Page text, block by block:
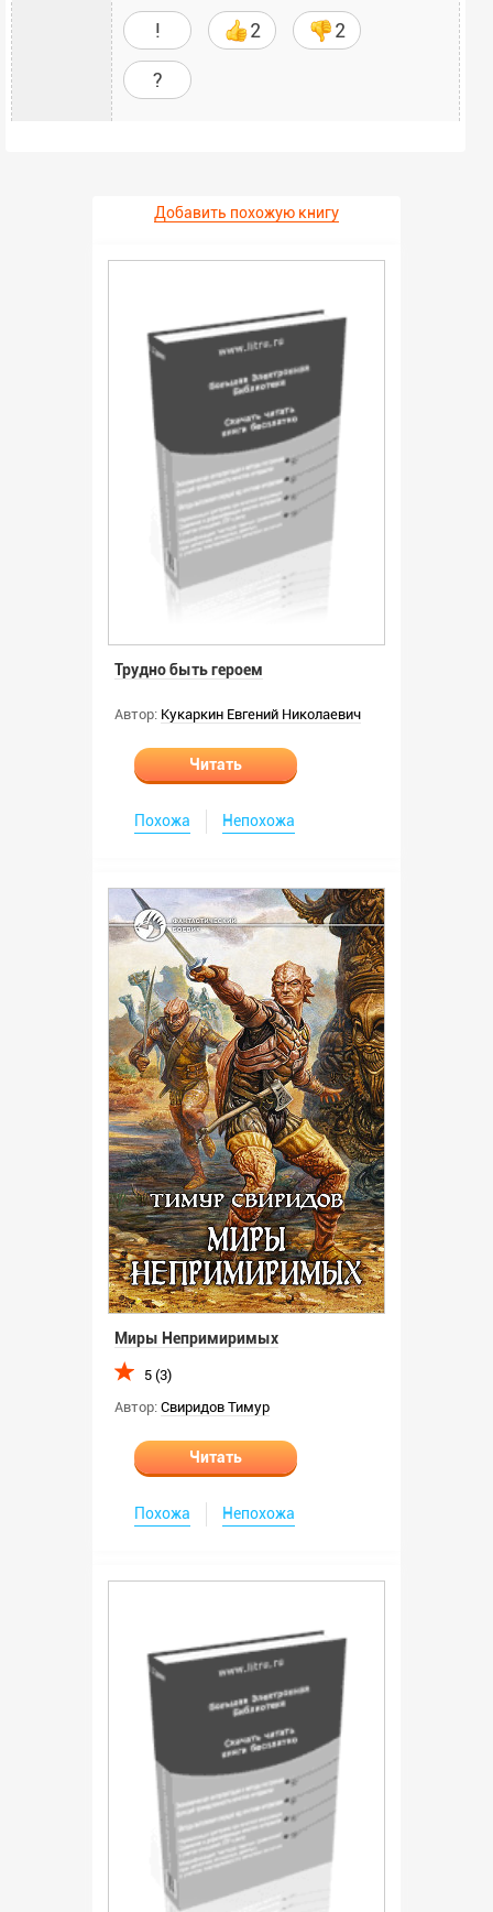
! 2 2
?
Добавить похожую книгу
Трудно быть героем
Автор: Кукаркин Евгений Николаевич
Читать
Похожа Непохожа
Миры Непримиримых
5 (3)
Автор: Свиридов Тимур
Читать
Похожа Непохожа